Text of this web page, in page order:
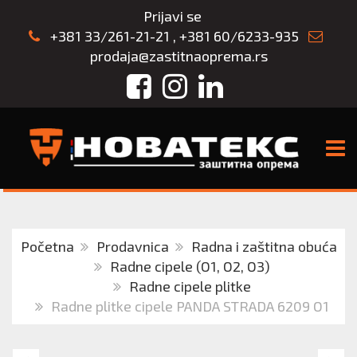
Prijavi se
+381 33/261-21-21 , +381 60/6233-935
prodaja@zastitnaoprema.rs
FacebookInstagram
LinkedIn
Početna Prodavnica
Radna i zaštitna obuća
Radne cipele (O1, O2, O3)
Radne cipele plitke
Radne plitke cipele PANDA STRADA 6209 O1